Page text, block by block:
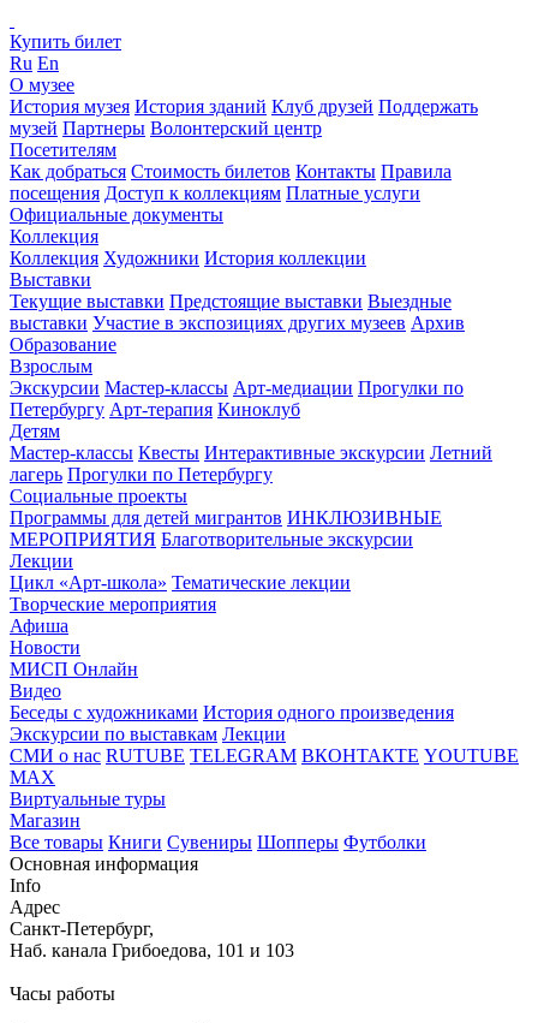
Купить билет
Ru En
О музее
История музея История зданий Клуб друзей Поддержать
музей Партнеры Волонтерский центр
Посетителям
Как добраться Стоимость билетов Контакты Правила
посещения Доступ к коллекциям Платные услуги
Официальные документы
Коллекция
Коллекция Художники История коллекции
Выставки
Текущие выставки Предстоящие выставки Выездные
выставки Участие в экспозициях других музеев Архив
Образование
Взрослым
Экскурсии Мастер-классы Арт-медиации Прогулки по
Петербургу Арт-терапия Киноклуб
Детям
Мастер-классы Квесты Интерактивные экскурсии Летний
лагерь Прогулки по Петербургу
Социальные проекты
Программы для детей мигрантов ИНКЛЮЗИВНЫЕ
МЕРОПРИЯТИЯ Благотворительные экскурсии
Лекции
Цикл «Арт-школа» Тематические лекции
Творческие мероприятия
Афиша
Новости
МИСП Онлайн
Видео
Беседы с художниками История одного произведения
Экскурсии по выставкам Лекции
СМИ о нас RUTUBE TELEGRAM ВКОНТАКТЕ YOUTUBE
MAX
Виртуальные туры
Магазин
Все товары Книги Сувениры Шопперы Футболки
Основная информация
Info
Адрес
Санкт-Петербург,
Наб. канала Грибоедова, 101 и 103
Часы работы